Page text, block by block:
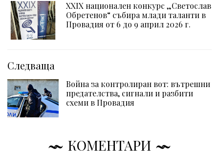
XXIX национален конкурс „Светослав
Обретенов“ събира млади таланти в
Провадия от 6 до 9 април 2026 г.
Следваща
Война за контролиран вот: вътрешни
предателства, сигнали и разбити
схеми в Провадия
КОМЕНТАРИ